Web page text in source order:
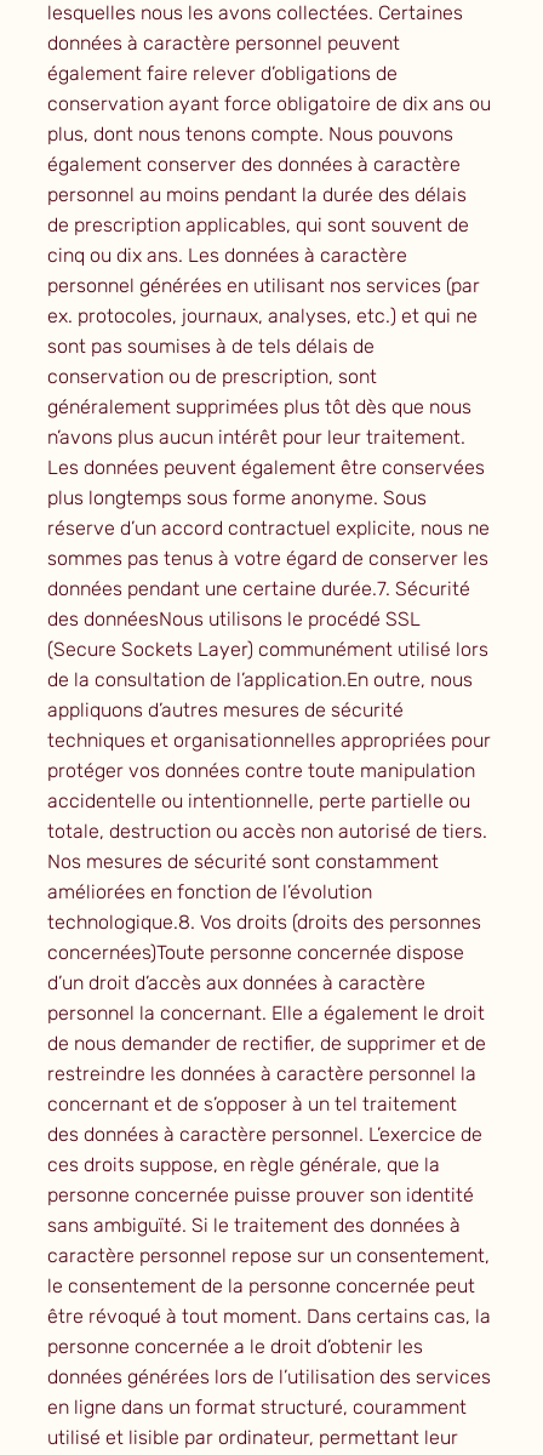
lesquelles nous les avons collectées. Certaines
données à caractère personnel peuvent
également faire relever d’obligations de
conservation ayant force obligatoire de dix ans ou
plus, dont nous tenons compte. Nous pouvons
également conserver des données à caractère
personnel au moins pendant la durée des délais
de prescription applicables, qui sont souvent de
cinq ou dix ans. Les données à caractère
personnel générées en utilisant nos services (par
ex. protocoles, journaux, analyses, etc.) et qui ne
sont pas soumises à de tels délais de
conservation ou de prescription, sont
généralement supprimées plus tôt dès que nous
n’avons plus aucun intérêt pour leur traitement.
Les données peuvent également être conservées
plus longtemps sous forme anonyme. Sous
réserve d’un accord contractuel explicite, nous ne
sommes pas tenus à votre égard de conserver les
données pendant une certaine durée.7. Sécurité
des donnéesNous utilisons le procédé SSL
(Secure Sockets Layer) communément utilisé lors
de la consultation de l’application.En outre, nous
appliquons d’autres mesures de sécurité
techniques et organisationnelles appropriées pour
protéger vos données contre toute manipulation
accidentelle ou intentionnelle, perte partielle ou
totale, destruction ou accès non autorisé de tiers.
Nos mesures de sécurité sont constamment
améliorées en fonction de l’évolution
technologique.8. Vos droits (droits des personnes
concernées)Toute personne concernée dispose
d’un droit d’accès aux données à caractère
personnel la concernant. Elle a également le droit
de nous demander de rectifier, de supprimer et de
restreindre les données à caractère personnel la
concernant et de s’opposer à un tel traitement
des données à caractère personnel. L’exercice de
ces droits suppose, en règle générale, que la
personne concernée puisse prouver son identité
sans ambiguïté. Si le traitement des données à
caractère personnel repose sur un consentement,
le consentement de la personne concernée peut
être révoqué à tout moment. Dans certains cas, la
personne concernée a le droit d’obtenir les
données générées lors de l’utilisation des services
en ligne dans un format structuré, couramment
utilisé et lisible par ordinateur, permettant leur